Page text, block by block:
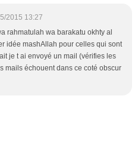
2015 13:27
rahmatulah wa barakatu okhty al
idée mashAllah pour celles qui sont
je t ai envoyé un mail (vérifies les
mails échouent dans ce coté obscur